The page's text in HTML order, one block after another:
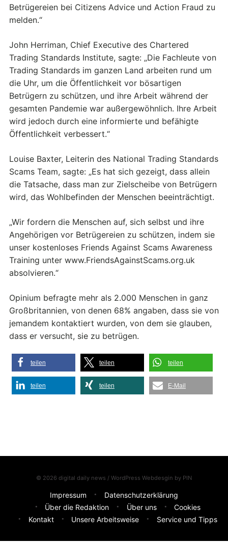
Betrügereien bei Citizens Advice und Action Fraud zu
melden.“
John Herriman, Chief Executive des Chartered
Trading Standards Institute, sagte: „Die Fachleute von
Trading Standards im ganzen Land arbeiten rund um
die Uhr, um die Öffentlichkeit vor bösartigen
Betrügern zu schützen, und ihre Arbeit während der
gesamten Pandemie war außergewöhnlich. Ihre Arbeit
wird jedoch durch eine informierte und befähigte
Öffentlichkeit verbessert.“
Louise Baxter, Leiterin des National Trading Standards
Scams Team, sagte: „Es hat sich gezeigt, dass allein
die Tatsache, dass man zur Zielscheibe von Betrügern
wird, das Wohlbefinden der Menschen beeinträchtigt.
„Wir fordern die Menschen auf, sich selbst und ihre
Angehörigen vor Betrügereien zu schützen, indem sie
unser kostenloses Friends Against Scams Awareness
Training unter www.FriendsAgainstScams.org.uk
absolvieren.“
Opinium befragte mehr als 2.000 Menschen in ganz
Großbritannien, von denen 68% angaben, dass sie von
jemandem kontaktiert wurden, von dem sie glauben,
dass er versucht, sie zu betrügen.
teilen teilen teilen
teilen teilen E-Mail
© 2026 digital daily news / WordPress Webdesgin by PIN
Impressum
Datenschutzerklärung
Über die Redaktion
Über uns
Cookies
Kontakt
Unsere Arbeitsweise Service und Tipps